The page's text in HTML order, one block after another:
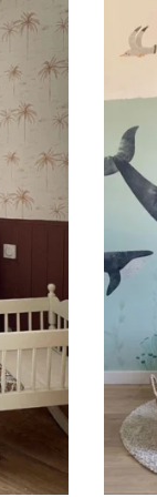
visuel sur la partie
d’obtenir un
est plus